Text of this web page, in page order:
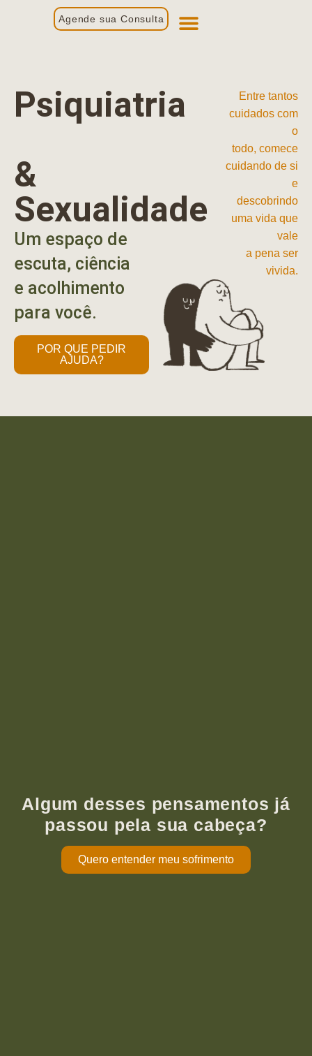
Agende sua Consulta
Psiquiatria
&
Sexualidade
Um espaço de
escuta, ciência
e acolhimento
para você.
POR QUE PEDIR
AJUDA?
Entre tantos
cuidados com
o
todo, comece
cuidando de si
e
descobrindo
uma vida que
vale
a pena ser
vivida.
Algum desses pensamentos já
passou pela sua cabeça?
Quero entender meu sofrimento